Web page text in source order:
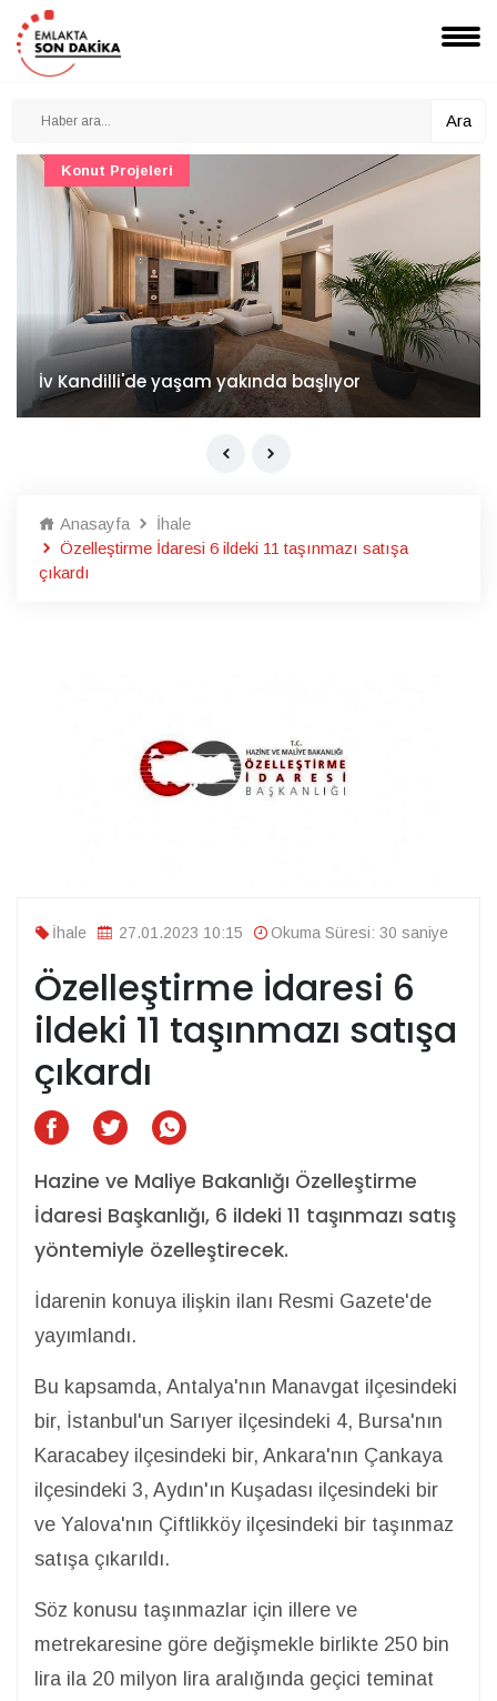
Ara
İv Kandilli'de yaşam yakında başlıyor
Konut Projeleri
Anasayfa
İhale
Özelleştirme İdaresi 6 ildeki 11 taşınmazı satışa
çıkardı
İhale 27.01.2023 10:15 Okuma Süresi: 30 saniye
Özelleştirme İdaresi 6
ildeki 11 taşınmazı satışa
çıkardı
Hazine ve Maliye Bakanlığı Özelleştirme
İdaresi Başkanlığı, 6 ildeki 11 taşınmazı satış
yöntemiyle özelleştirecek.
İdarenin konuya ilişkin ilanı Resmi Gazete'de
yayımlandı.
Bu kapsamda, Antalya'nın Manavgat ilçesindeki
bir, İstanbul'un Sarıyer ilçesindeki 4, Bursa'nın
Karacabey ilçesindeki bir, Ankara'nın Çankaya
ilçesindeki 3, Aydın'ın Kuşadası ilçesindeki bir
ve Yalova'nın Çiftlikköy ilçesindeki bir taşınmaz
satışa çıkarıldı.
Söz konusu taşınmazlar için illere ve
metrekaresine göre değişmekle birlikte 250 bin
lira ila 20 milyon lira aralığında geçici teminat